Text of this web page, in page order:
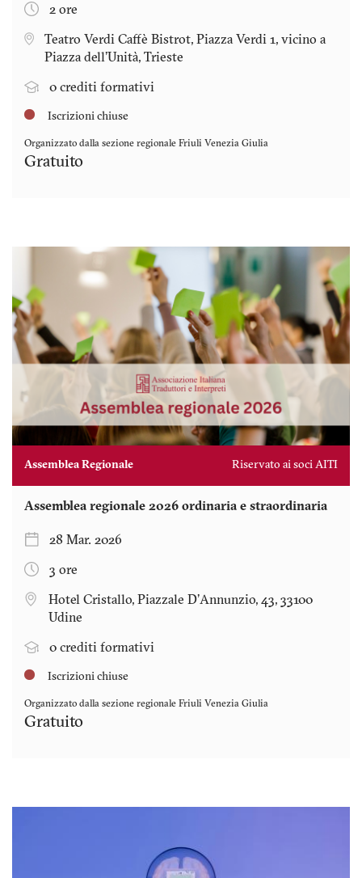
2 ore
Teatro Verdi Caffè Bistrot, Piazza Verdi 1, vicino a
Piazza dell'Unità, Trieste
0 crediti formativi
Iscrizioni chiuse
Organizzato dalla sezione regionale Friuli Venezia Giulia
Gratuito
Assemblea Regionale Riservato ai soci AITI
Assemblea regionale 2026 ordinaria e straordinaria
28 Mar. 2026
3 ore
Hotel Cristallo, Piazzale D'Annunzio, 43, 33100
Udine
0 crediti formativi
Iscrizioni chiuse
Organizzato dalla sezione regionale Friuli Venezia Giulia
Gratuito